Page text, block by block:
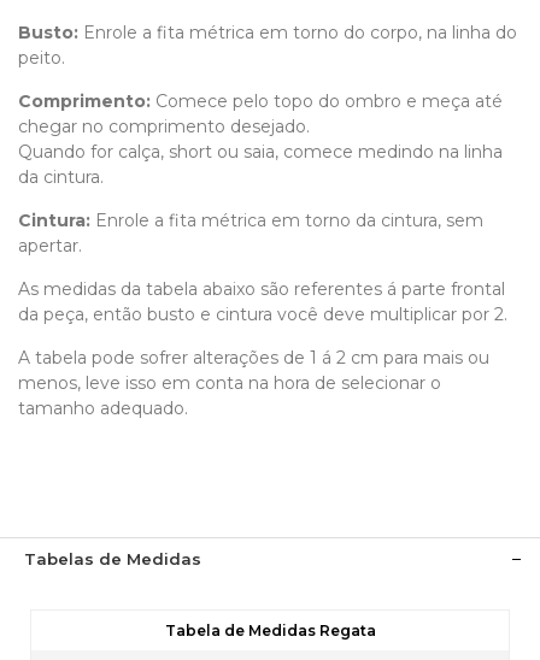
Busto: Enrole a fita métrica em torno do corpo, na linha do
peito.
Comprimento: Comece pelo topo do ombro e meça até
chegar no comprimento desejado.
Quando for calça, short ou saia, comece medindo na linha
da cintura.
Cintura: Enrole a fita métrica em torno da cintura, sem
apertar.
As medidas da tabela abaixo são referentes á parte frontal
da peça, então busto e cintura você deve multiplicar por 2.
A tabela pode sofrer alterações de 1 á 2 cm para mais ou
menos, leve isso em conta na hora de selecionar o
tamanho adequado.
Tabelas de Medidas
Tabela de Medidas Regata